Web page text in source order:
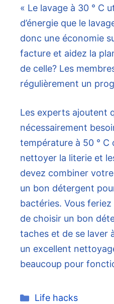
« Le lavage à 30 ° C
d’énergie que le
donc une économie
facture et aidez la
de celle? Les
régulièrement un
Les experts ajoutent
nécessairement
température à 50 ° C
nettoyer la literie et
devez combiner
un bon détergent
bactéries. Vous
de choisir un bon
taches et de se laver
un excellent
beaucoup pour
Catégories
Life hacks